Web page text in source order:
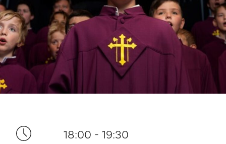
Ditt besøk
Musikk 18:00 - 19:30